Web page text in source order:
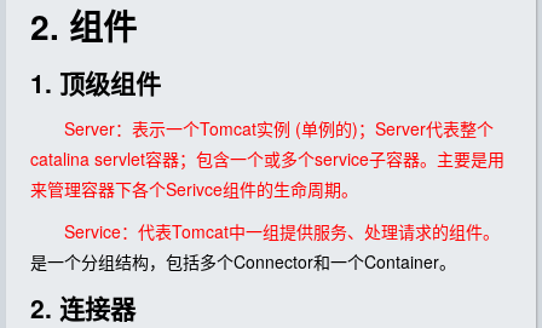
2. 组件
1. 顶级组件
Server：表示一个Tomcat实例 (单例的)；Server代表整个
catalina servlet容器；包含一个或多个service子容器。主要是用
来管理容器下各个Serivce组件的生命周期。
Service：代表Tomcat中一组提供服务、处理请求的组件。
是一个分组结构，包括多个Connector和一个Container。
2. 连接器